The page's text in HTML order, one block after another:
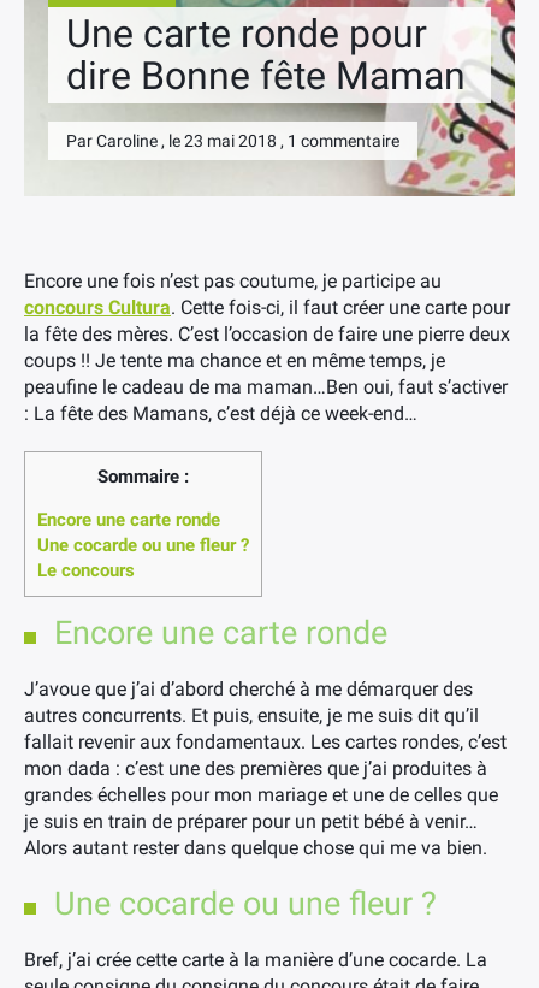
Une carte ronde pour
dire Bonne fête Maman
Par Caroline , le 23 mai 2018 , 1 commentaire
Encore une fois n’est pas coutume, je participe au
concours Cultura. Cette fois-ci, il faut créer une carte pour
la fête des mères. C’est l’occasion de faire une pierre deux
coups !! Je tente ma chance et en même temps, je
peaufine le cadeau de ma maman…Ben oui, faut s’activer
: La fête des Mamans, c’est déjà ce week-end…
Sommaire :
Encore une carte ronde
Une cocarde ou une fleur ?
Le concours
Encore une carte ronde
J’avoue que j’ai d’abord cherché à me démarquer des
autres concurrents. Et puis, ensuite, je me suis dit qu’il
fallait revenir aux fondamentaux. Les cartes rondes, c’est
mon dada : c’est une des premières que j’ai produites à
grandes échelles pour mon mariage et une de celles que
je suis en train de préparer pour un petit bébé à venir…
Alors autant rester dans quelque chose qui me va bien.
Une cocarde ou une fleur ?
Bref, j’ai crée cette carte à la manière d’une cocarde. La